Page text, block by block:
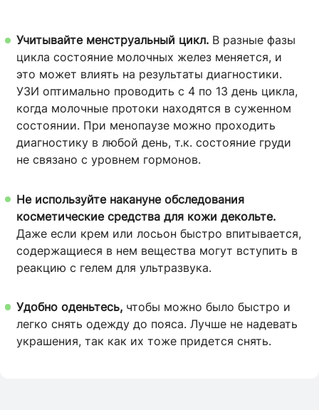
Учитывайте менструальный цикл. В разные фазы
цикла состояние молочных желез меняется, и
это может влиять на результаты диагностики.
УЗИ оптимально проводить с 4 по 13 день цикла,
когда молочные протоки находятся в суженном
состоянии. При менопаузе можно проходить
диагностику в любой день, т.к. состояние груди
не связано с уровнем гормонов.
Не используйте накануне обследования
косметические средства для кожи декольте.
Даже если крем или лосьон быстро впитывается,
содержащиеся в нем вещества могут вступить в
реакцию с гелем для ультразвука.
Удобно оденьтесь, чтобы можно было быстро и
легко снять одежду до пояса. Лучше не надевать
украшения, так как их тоже придется снять.